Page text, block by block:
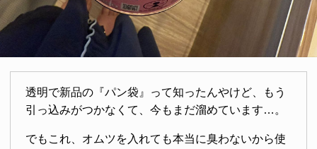
透明で新品の『パン袋』って知ったんやけど、もう
引っ込みがつかなくて、今もまだ溜めています…。
でもこれ、オムツを入れても本当に臭わないから使